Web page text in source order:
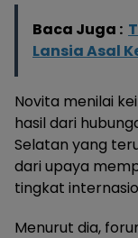
Baca Juga :
Lansia Asal
Novita menilai
hasil dari
Selatan yang
dari upaya
tingkat
Menurut dia,